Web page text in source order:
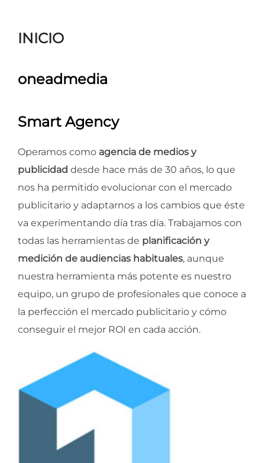
INICIO
oneadmedia
Smart Agency
Operamos como agencia de medios y
publicidad desde hace más de 30 años, lo que
nos ha permitido evolucionar con el mercado
publicitario y adaptarnos a los cambios que éste
va experimentando día tras día. Trabajamos con
todas las herramientas de planificación y
medición de audiencias habituales, aunque
nuestra herramienta más potente es nuestro
equipo, un grupo de profesionales que conoce a
la perfección el mercado publicitario y cómo
conseguir el mejor ROI en cada acción.